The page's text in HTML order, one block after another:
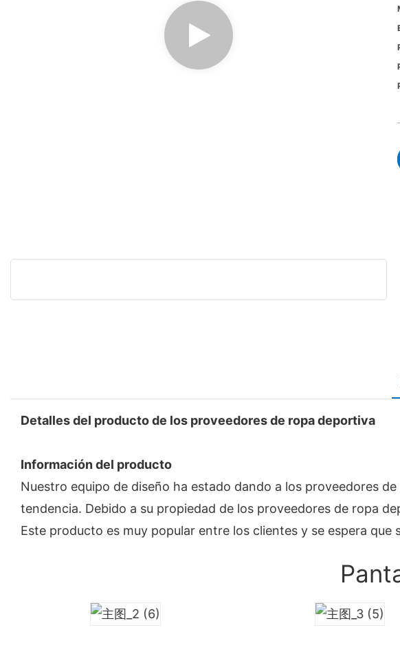
Detalles del producto de los proveedores de ropa deportiva
Información del producto
Nuestro equipo de diseño ha estado dando a los proveedores
tendencia. Debido a su propiedad de los proveedores de ropa
Este producto es muy popular entre los clientes y se espera que